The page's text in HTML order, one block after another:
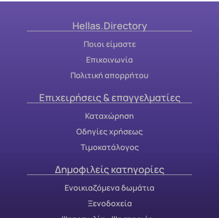
Hellas.Directory
Ποιοι είμαστε
Επικοινωνία
Πολιτική απορρήτου
Επιχειρήσεις & επαγγελματίες
Καταχώρηση
Οδηγίες χρήσεως
Τιμοκατάλογος
Δημοφιλείς κατηγορίες
Ενοικιαζόμενα δωμάτια
Ξενοδοχεία